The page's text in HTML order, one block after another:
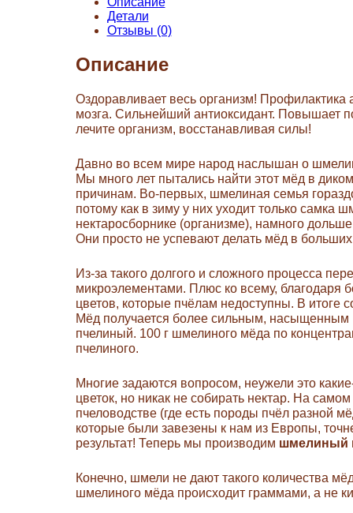
здоровья.
Детали
Отзывы (0)
Описание
Оздоравливает весь организм! Профилактика
мозга. Сильнейший антиоксидант. Повышает
лечите организм, восстанавливая силы!
Давно во всем мире народ наслышан о
Мы много лет пытались найти этот мёд в
причинам. Во-первых, шмелиная семья
потому как в зиму у них уходит только самка
нектаросборнике (организме), намного
Они просто не успевают делать мёд в больших
Из-за такого долгого и сложного процесса
микроэлементами. Плюс ко всему, благодаря
цветов, которые пчёлам недоступны. В итоге
Мёд получается более сильным, насыщенным
пчелиный. 100 г шмелиного мёда по
пчелиного.
Многие задаются вопросом, неужели это
цветок, но никак не собирать нектар. На
пчеловодстве (где есть породы пчёл разной
которые были завезены к нам из Европы,
результат! Теперь мы производим шмелиный
Конечно, шмели не дают такого количества
шмелиного мёда происходит граммами, а не